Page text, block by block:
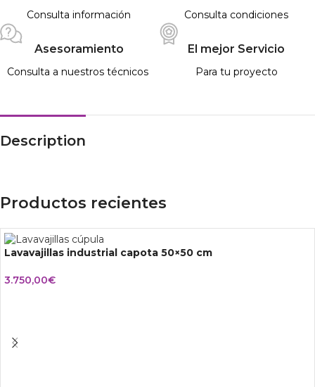
Consulta información Consulta condiciones
Asesoramiento
Consulta a nuestros técnicos
El mejor Servicio
Para tu proyecto
Description
Productos recientes
Lavavajillas industrial capota 50×50 cm
3.750,00€